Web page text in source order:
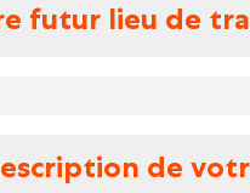
futur lieu de
Europe. Alliantde